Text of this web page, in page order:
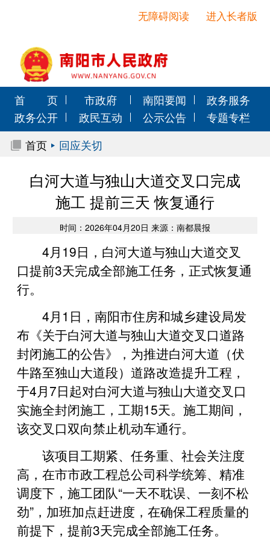
进入长者版
无障碍阅读
首 页 市政府 南阳要闻
政务服务
政务公开
政民互动 公示公告
专题专栏
首页
回应关切
白河大道与独山大道交叉口完成
施工 提前三天 恢复通行
时间：2026年04月20日 来源：南都晨报
4月19日，白河大道与独山大道交叉
口提前3天完成全部施工任务，正式恢复通
行。
4月1日，南阳市住房和城乡建设局发
布《关于白河大道与独山大道交叉口道路
封闭施工的公告》，为推进白河大道（伏
牛路至独山大道段）道路改造提升工程，
于4月7日起对白河大道与独山大道交叉口
实施全封闭施工，工期15天。施工期间，
该交叉口双向禁止机动车通行。
该项目工期紧、任务重、社会关注度
高，在市市政工程总公司科学统筹、精准
调度下，施工团队“一天不耽误、一刻不松
劲”，加班加点赶进度，在确保工程质量的
前提下，提前3天完成全部施工任务。